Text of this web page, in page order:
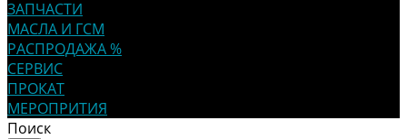
ЗАПЧАСТИ
МАСЛА И ГСМ
РАСПРОДАЖА %
СЕРВИС
ПРОКАТ
МЕРОПРИТИЯ
Поиск